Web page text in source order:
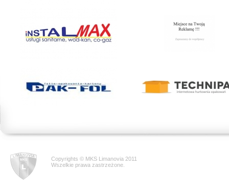
Copyrights © MKS Limanovia 2011
Wszelkie prawa zastrzeżone.